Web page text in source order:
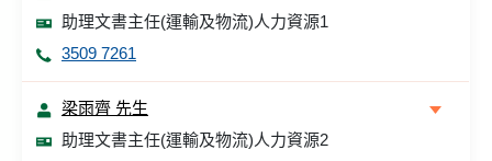
助理文書主任(運輸及物流)人力資源1
3509 7261
梁雨齊 先生
助理文書主任(運輸及物流)人力資源2